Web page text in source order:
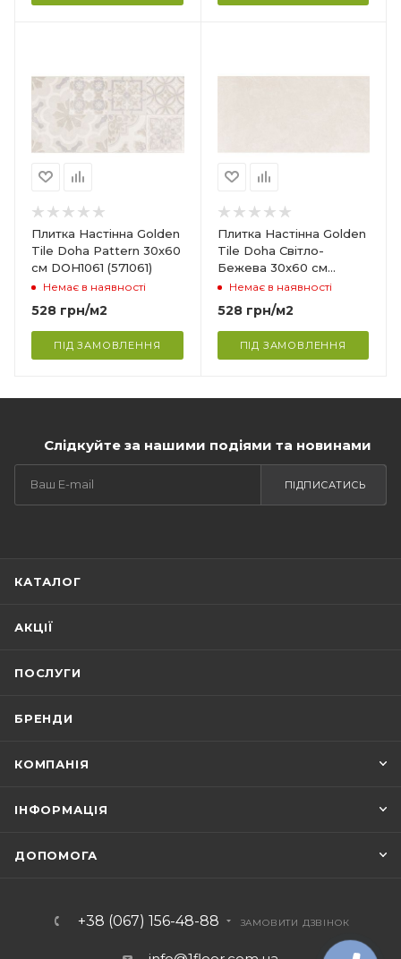
Плитка Настінна Golden
Tile Doha Pattern 30х60
см DOH1061 (571061)
Немає в наявності
528 грн/м2
ПІД ЗАМОВЛЕННЯ
Колекція
Doha
9 мм
Ширина
Довжина
600 мм
Поверхня
Сатинова поверхня
Сфера застосування
Ванна кімната, кухня,
вітальня
Плитка Настінна Golden
Tile Doha Світло-
Бежева 30х60 см
DOHG051 (57V051)
Немає в наявності
528грн/м2
ПІД ЗАМОВЛЕННЯ
Слідкуйте за нашими подіями та новинами
ПІДПИСАТИСЬ
КАТАЛОГ
АКЦІЇ
ПОСЛУГИ
БРЕНДИ
КОМПАНІЯ
ІНФОРМАЦІЯ
ДОПОМОГА
+38 (067) 156-48-88 ЗАМОВИТИ ДЗВІНОК